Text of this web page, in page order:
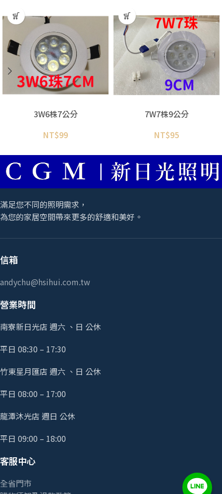
3W6株7公分
NT$99
7W7株9公分
NT$95
滿足您不同的照明需求，
為您的家居空間帶來更多的舒適和美好。
信箱
andychu@hsihui.com.tw
營業時間
南寮新日光店 週六 、日 公休
平日 08:30 – 17:30
竹東星月匯店 週六 、日 公休
平日 08:00 – 17:00
龍潭沐光店 週日 公休
平日 09:00 – 18:00
客服中心
全省門市